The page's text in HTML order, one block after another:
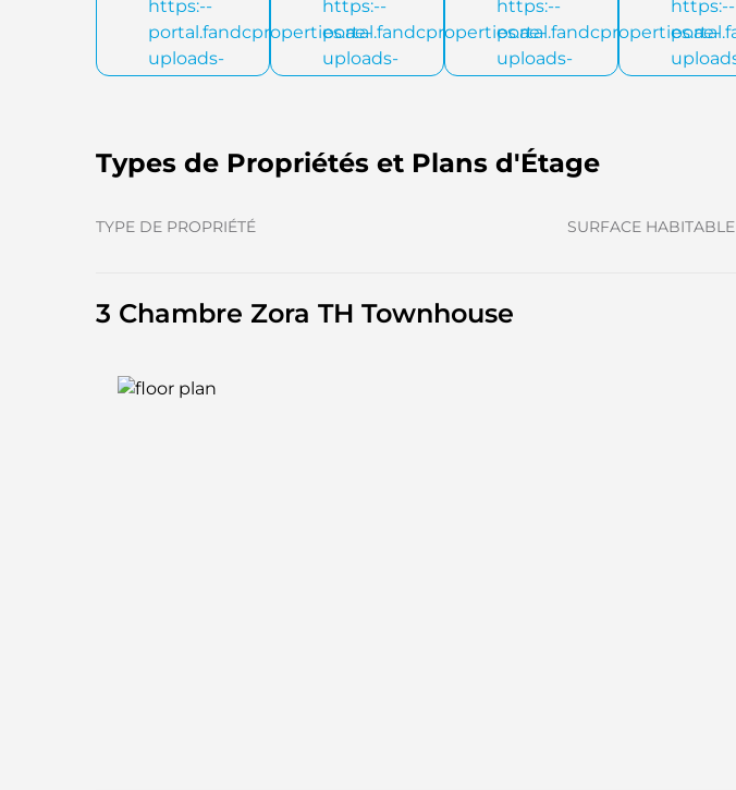
Types de Propriétés et Plans d'Étage
TYPE DE PROPRIÉTÉ SURFACE HABITABLE
3 Chambre Zora TH Townhouse